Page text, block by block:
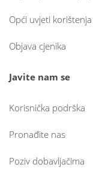
Opći uvjeti
Objava cjenika
Javite nam se
Korisnička podrška
Pronađite nas
Poziv dobavljačima